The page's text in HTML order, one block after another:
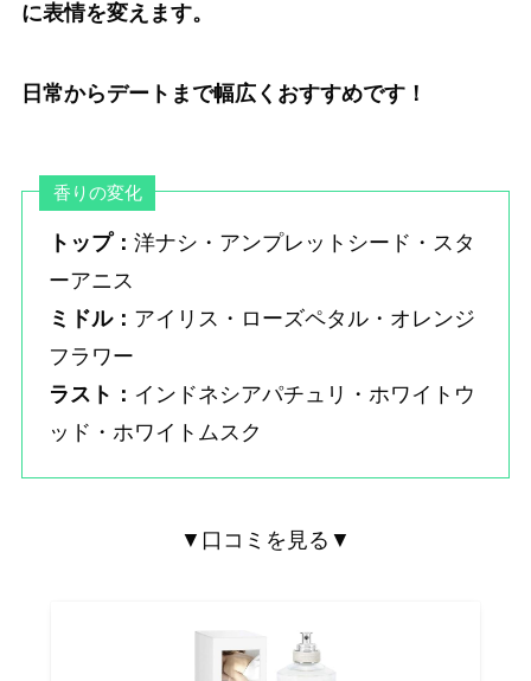
に表情を変えます。
日常からデートまで幅広くおすすめです！
香りの変化
トップ：洋ナシ・アンプレットシード・スタ
ーアニス
ミドル： アイリス・ローズペタル・オレンジ
フラワー
ラスト： インドネシアパチュリ・ホワイトウ
ッド・ホワイトムスク
▼口コミを見る▼